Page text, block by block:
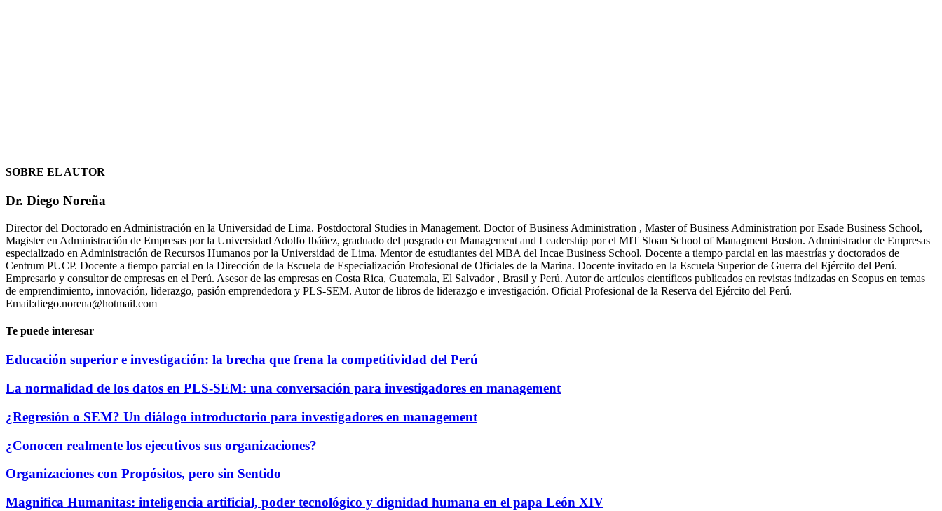
SOBRE EL AUTOR
Dr. Diego Noreña
Director del Doctorado en Administración en la Universidad de Lima. Postdoctoral Studies in Management. Doctor of Business Administration , Master of Business Administration por Esade Business School,
Magister en Administración de Empresas por la Universidad Adolfo Ibáñez, graduado del posgrado en Management and Leadership por el MIT Sloan School of Managment Boston. Administrador de Empresas
especializado en Administración de Recursos Humanos por la Universidad de Lima. Mentor de estudiantes del MBA del Incae Business School. Docente a tiempo parcial en las maestrías y doctorados de
Centrum PUCP. Docente a tiempo parcial en la Dirección de la Escuela de Especialización Profesional de Oficiales de la Marina. Docente invitado en la Escuela Superior de Guerra del Ejército del Perú.
Empresario y consultor de empresas en el Perú. Asesor de las empresas en Costa Rica, Guatemala, El Salvador , Brasil y Perú. Autor de artículos científicos publicados en revistas indizadas en Scopus en temas
de emprendimiento, innovación, liderazgo, pasión emprendedora y PLS-SEM. Autor de libros de liderazgo e investigación. Oficial Profesional de la Reserva del Ejército del Perú.
Email:diego.norena@hotmail.com
Te puede interesar
Educación superior e investigación: la brecha que frena la competitividad del Perú
La normalidad de los datos en PLS-SEM: una conversación para investigadores en management
¿Regresión o SEM? Un diálogo introductorio para investigadores en management
¿Conocen realmente los ejecutivos sus organizaciones?
Organizaciones con Propósitos, pero sin Sentido
Magnifica Humanitas: inteligencia artificial, poder tecnológico y dignidad humana en el papa León XIV